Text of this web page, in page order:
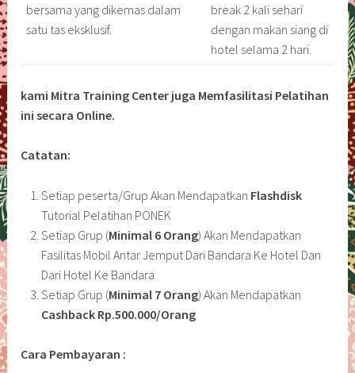
bersama yang dikemas dalam
satu tas eksklusif.
break 2 kali sehari
dengan makan siang di
hotel selama 2 hari.
kami Mitra Training Center juga Memfasilitasi Pelatihan
ini secara Online.
Catatan:
Setiap peserta/Grup Akan Mendapatkan Flashdisk
Tutorial Pelatihan PONEK
Setiap Grup (Minimal 6 Orang) Akan Mendapatkan
Fasilitas Mobil Antar Jemput Dari Bandara Ke Hotel Dan
Dari Hotel Ke Bandara
Setiap Grup (Minimal 7 Orang) Akan Mendapatkan
Cashback Rp.500.000/Orang
Cara Pembayaran :